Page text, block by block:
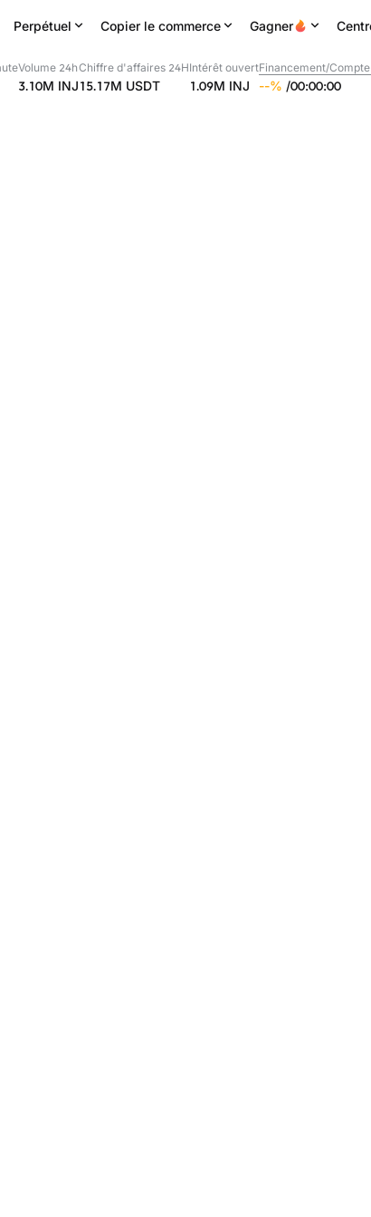
Perpétuel Copier le commerce Gagner
Volume 24h
3.10M INJ
Chiffre d'affaires 24H
15.17M USDT
Intérêt ouvert
1.09M INJ
Financement/
--% /00:00:00